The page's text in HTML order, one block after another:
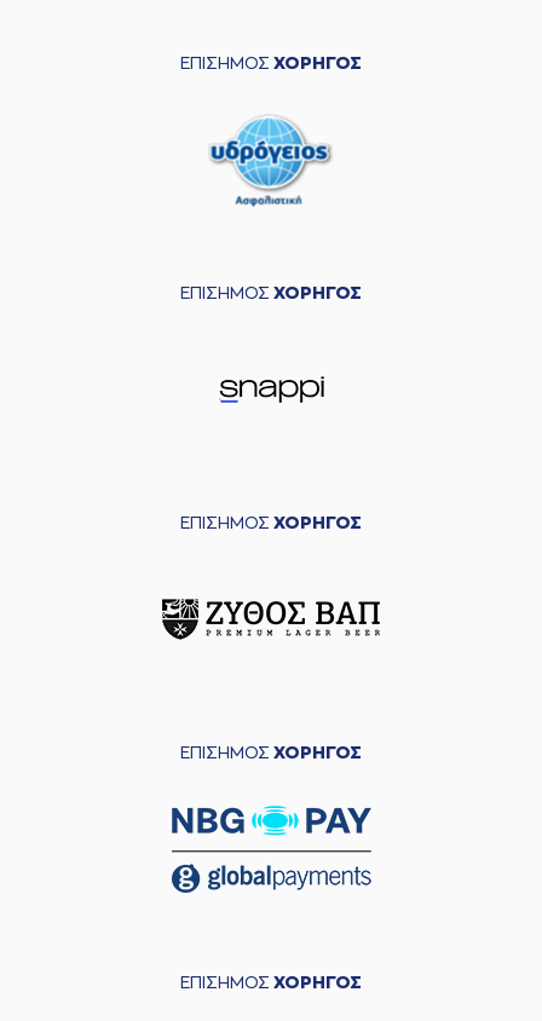
ΕΠΙΣΗΜΟΣ ΧΟΡΗΓΟΣ
ΕΠΙΣΗΜΟΣ ΧΟΡΗΓΟΣ
ΕΠΙΣΗΜΟΣ ΧΟΡΗΓΟΣ
ΕΠΙΣΗΜΟΣ ΧΟΡΗΓΟΣ
ΕΠΙΣΗΜΟΣ ΧΟΡΗΓΟΣ